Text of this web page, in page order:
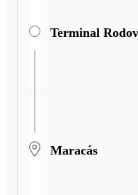
Maracás